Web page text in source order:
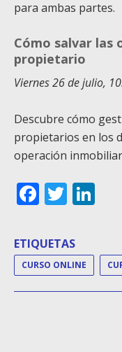
para ambas partes.
Cómo salvar las
propietario
Viernes 26 de julio,
Descubre cómo
propietarios en los
operación
Facebook
ETIQUETAS
CURSO ONLINE